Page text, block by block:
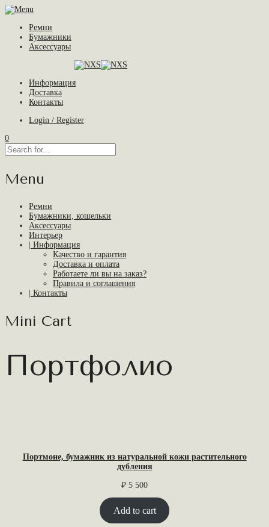
Ремни
Бумажники
Аксессуары
Информация
Доставка
Контакты
Login / Register
0
Menu
Ремни
Бумажники, кошельки
Аксессуары
Интерьер
| Информация
Качество и гарантия
Доставка и оплата
Работаете ли вы на заказ?
Правила и соглашения
| Контакты
Mini Cart
Портфолио
Портмоне, бумажник из натуральной кожи растительного
дубления
₽ 5 500
Add to cart